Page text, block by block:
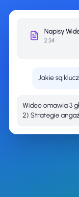
Napisy
2:34
Jakie są
Wideo omawia 3
2) Strategie